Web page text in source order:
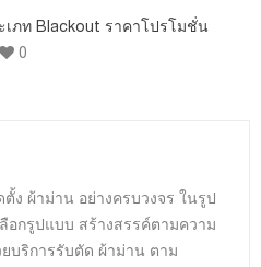
เภท Blackout ราคาโปรโมชั่น
0
ง ผ้าม่าน อย่างครบวงจร ในรูป
อกรูปแบบ สร้างสรรค์ตามความ
บริการรับตัด ผ้าม่าน ตาม